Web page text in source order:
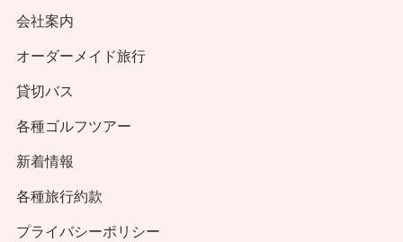
会社案内
オーダーメイド旅行
貸切バス
各種ゴルフツアー
新着情報
各種旅行約款
プライバシーポリシー